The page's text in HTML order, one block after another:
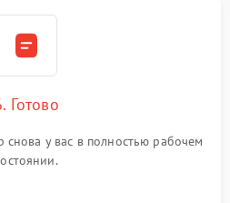
Готово
у вас в полностью рабочем